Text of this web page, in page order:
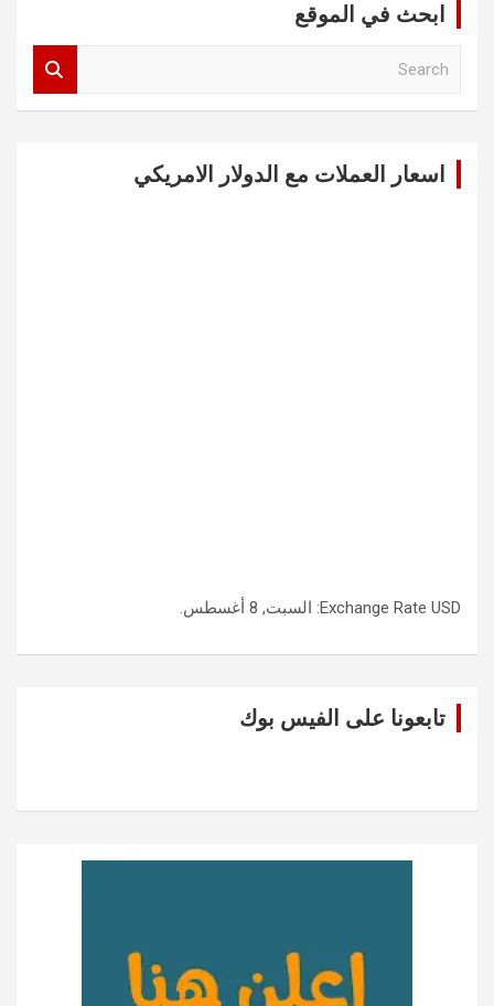
ابحث في الموقع
اسعار العملات مع الدولار الامريكي
Exchange Rate USD : السبت, 8 أغسطس.
تابعونا على الفيس بوك